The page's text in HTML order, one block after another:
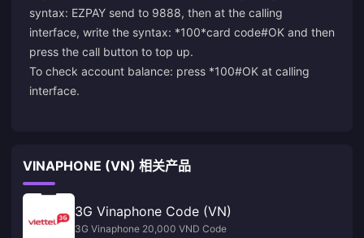
syntax: EZPAY send to 9888, then at the calling
interface, write the syntax: *100*card code#OK and then
press the call button to top up.
To check account balance: press *100#OK at calling
interface.
VINAPHONE (VN) 相关产品
3G Vinaphone Code (VN)
3G Vinaphone 20,000 VND Code